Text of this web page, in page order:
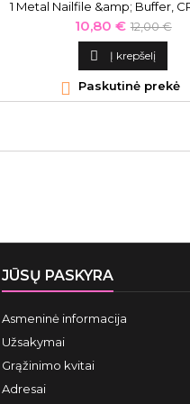
1 Metal Nailfile &amp; Buffer,
Kaina
10,80 € Bazinė
kaina
12,00 €
 Į krepšelį
 Paskutinė prekė
JŪSŲ PASKYRA
Asmeninė informacija
Užsakymai
Grąžinimo kvitai
Adresai